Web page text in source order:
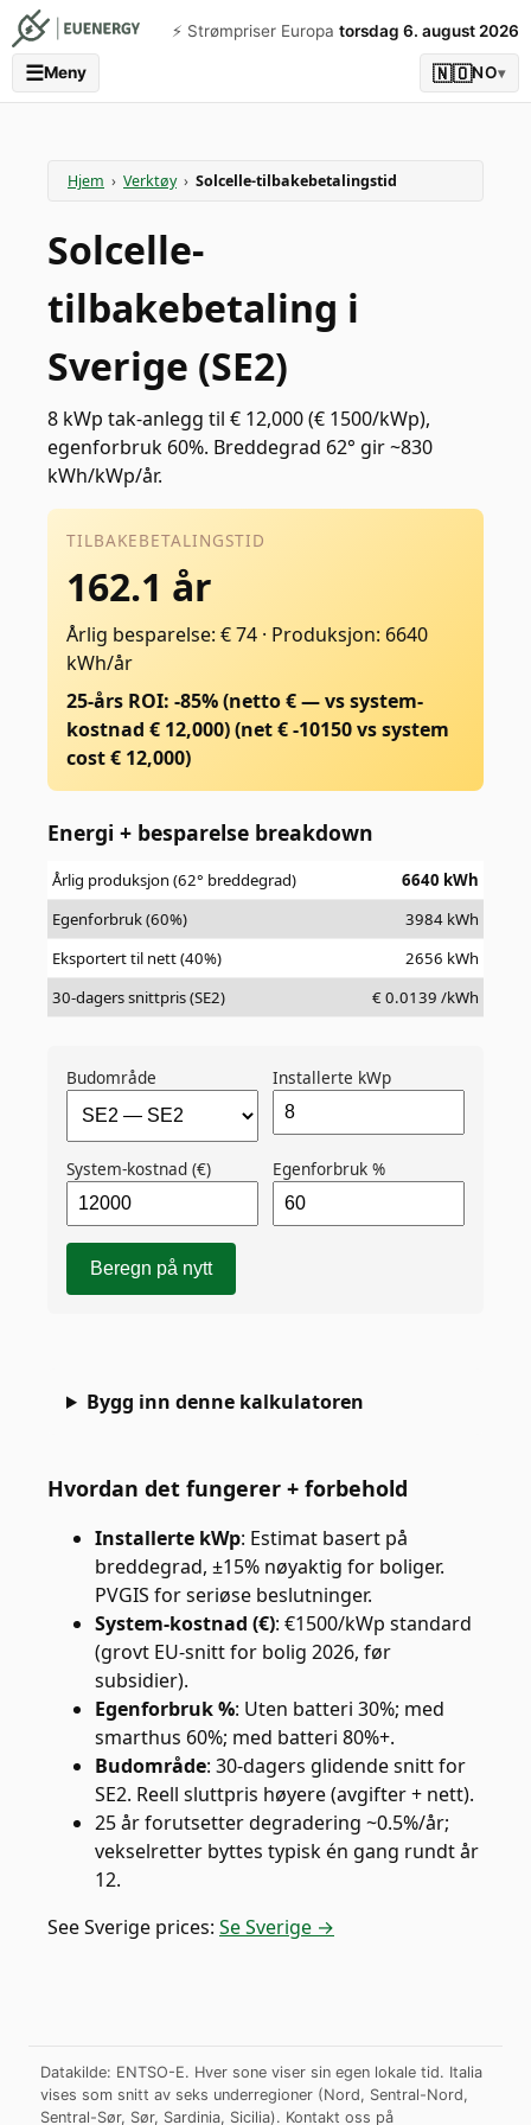
⚡️ Strømpriser Europa torsdag 6. august 2026
☰Meny 🇳🇴NO▾
Hjem › Verktøy › Solcelle-tilbakebetalingstid
Solcelle-
tilbakebetaling i
Sverige (SE2)
8 kWp tak-anlegg til € 12,000 (€ 1500/kWp),
egenforbruk 60%. Breddegrad 62° gir ~830
kWh/kWp/år.
TILBAKEBETALINGSTID
162.1 år
Årlig besparelse: € 74 · Produksjon: 6640
kWh/år
25-års ROI: -85% (netto € — vs system-
kostnad € 12,000)(net €-10150vs system
cost € 12,000)
Energi + besparelse breakdown
Årlig produksjon (62° breddegrad) 6640 kWh
Egenforbruk (60%)
3984 kWh
Eksportert til nett (40%)
2656 kWh
30-dagers snittpris (SE2)
€ 0.0139 /kWh
Budområde Installerte kWp
System-kostnad (€) Egenforbruk %
Beregn på nytt
Bygg inn denne kalkulatoren
Hvordan det fungerer + forbehold
Installerte kWp: Estimat basert på
breddegrad, ±15% nøyaktig for boliger.
PVGIS for seriøse beslutninger.
System-kostnad (€): €1500/kWp standard
(grovt EU-snitt for bolig 2026, før
subsidier).
Egenforbruk %: Uten batteri 30%; med
smarthus 60%; med batteri 80%+.
Budområde: 30-dagers glidende snitt for
SE2. Reell sluttpris høyere (avgifter + nett).
25 år forutsetter degradering ~0.5%/år;
vekselretter byttes typisk én gang rundt år
12.
SeeSverige prices: Se Sverige →
Datakilde: ENTSO-E. Hver sone viser sin egen lokale tid. Italia
vises som snitt av seks underregioner (Nord, Sentral-Nord,
Sentral-Sør, Sør, Sardinia, Sicilia). Kontakt oss på